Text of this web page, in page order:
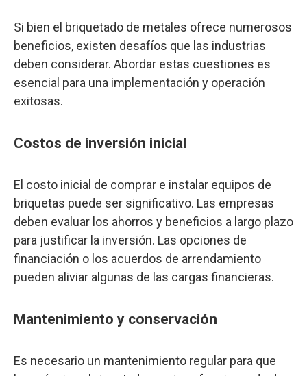
Si bien el briquetado de metales ofrece numerosos
beneficios, existen desafíos que las industrias
deben considerar. Abordar estas cuestiones es
esencial para una implementación y operación
exitosas.
Costos de inversión inicial
El costo inicial de comprar e instalar equipos de
briquetas puede ser significativo. Las empresas
deben evaluar los ahorros y beneficios a largo plazo
para justificar la inversión. Las opciones de
financiación o los acuerdos de arrendamiento
pueden aliviar algunas de las cargas financieras.
Mantenimiento y conservación
Es necesario un mantenimiento regular para que